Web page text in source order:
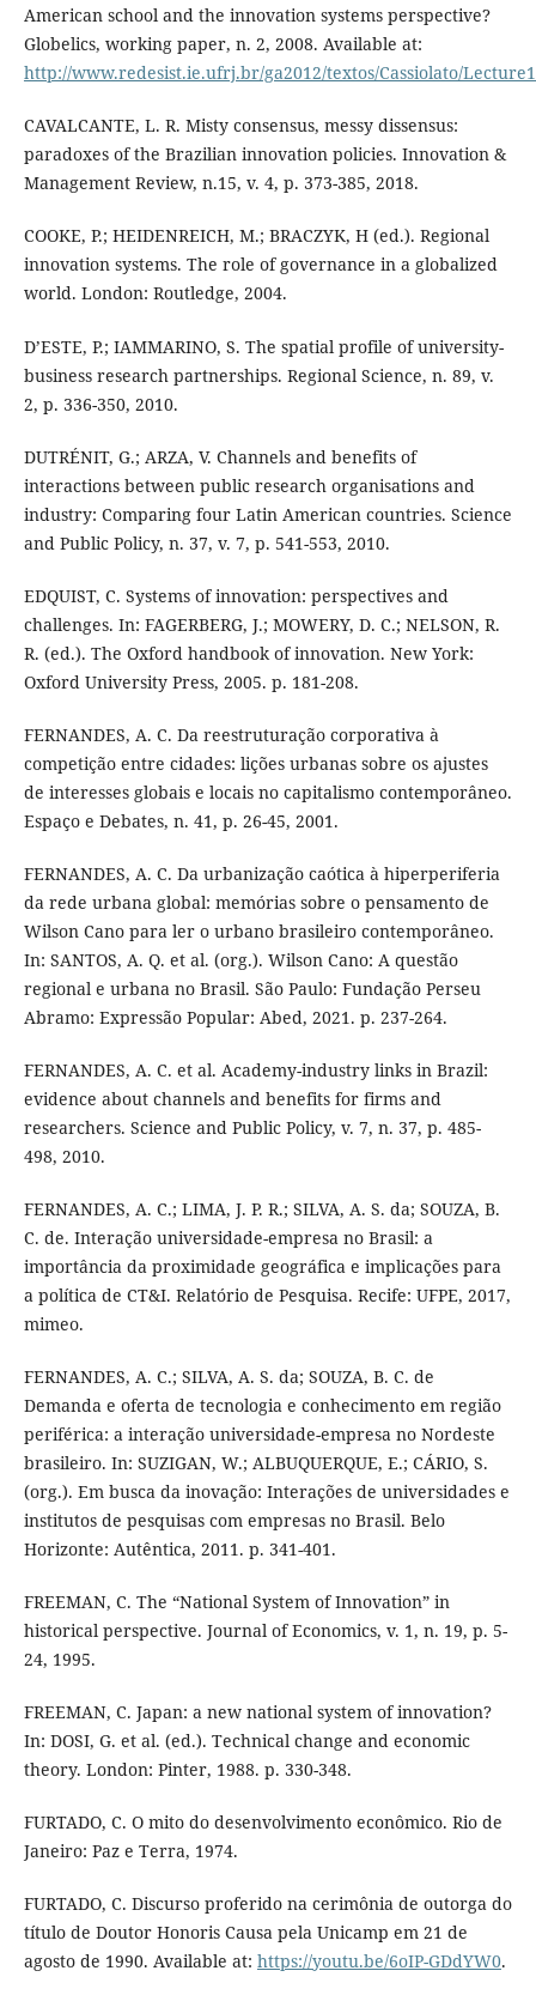
American school and the innovation systems perspective?
Globelics, working paper, n. 2, 2008. Available at:
http://www.redesist.ie.ufrj.br/ga2012/textos/Cassiolato/
CAVALCANTE, L. R. Misty consensus, messy dissensus:
paradoxes of the Brazilian innovation policies. Innovation &
Management Review, n.15, v. 4, p. 373-385, 2018.
COOKE, P.; HEIDENREICH, M.; BRACZYK, H (ed.). Regional
innovation systems. The role of governance in a globalized
world. London: Routledge, 2004.
D’ESTE, P.; IAMMARINO, S. The spatial profile of university-
business research partnerships. Regional Science, n. 89, v.
2, p. 336-350, 2010.
DUTRÉNIT, G.; ARZA, V. Channels and benefits of
interactions between public research organisations and
industry: Comparing four Latin American countries. Science
and Public Policy, n. 37, v. 7, p. 541-553, 2010.
EDQUIST, C. Systems of innovation: perspectives and
challenges. In: FAGERBERG, J.; MOWERY, D. C.; NELSON, R.
R. (ed.). The Oxford handbook of innovation. New York:
Oxford University Press, 2005. p. 181-208.
FERNANDES, A. C. Da reestruturação corporativa à
competição entre cidades: lições urbanas sobre os ajustes
de interesses globais e locais no capitalismo contemporâneo.
Espaço e Debates, n. 41, p. 26-45, 2001.
FERNANDES, A. C. Da urbanização caótica à hiperperiferia
da rede urbana global: memórias sobre o pensamento de
Wilson Cano para ler o urbano brasileiro contemporâneo.
In: SANTOS, A. Q. et al. (org.). Wilson Cano: A questão
regional e urbana no Brasil. São Paulo: Fundação Perseu
Abramo: Expressão Popular: Abed, 2021. p. 237-264.
FERNANDES, A. C. et al. Academy-industry links in Brazil:
evidence about channels and benefits for firms and
researchers. Science and Public Policy, v. 7, n. 37, p. 485-
498, 2010.
FERNANDES, A. C.; LIMA, J. P. R.; SILVA, A. S. da; SOUZA, B.
C. de. Interação universidade-empresa no Brasil: a
importância da proximidade geográfica e implicações para
a política de CT&I. Relatório de Pesquisa. Recife: UFPE, 2017,
mimeo.
FERNANDES, A. C.; SILVA, A. S. da; SOUZA, B. C. de
Demanda e oferta de tecnologia e conhecimento em região
periférica: a interação universidade-empresa no Nordeste
brasileiro. In: SUZIGAN, W.; ALBUQUERQUE, E.; CÁRIO, S.
(org.). Em busca da inovação: Interações de universidades e
institutos de pesquisas com empresas no Brasil. Belo
Horizonte: Autêntica, 2011. p. 341-401.
FREEMAN, C. The “National System of Innovation” in
historical perspective. Journal of Economics, v. 1, n. 19, p. 5-
24, 1995.
FREEMAN, C. Japan: a new national system of innovation?
In: DOSI, G. et al. (ed.). Technical change and economic
theory. London: Pinter, 1988. p. 330-348.
FURTADO, C. O mito do desenvolvimento econômico. Rio de
Janeiro: Paz e Terra, 1974.
FURTADO, C. Discurso proferido na cerimônia de outorga do
título de Doutor Honoris Causa pela Unicamp em 21 de
agosto de 1990. Available at: https://youtu.be/6oIP-GDdYW0.